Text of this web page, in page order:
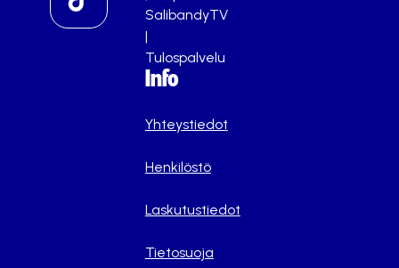
SalibandyTV
|
Tulospalvelu
Info
Yhteystiedot
Henkilöstö
Laskutustiedot
Tietosuoja